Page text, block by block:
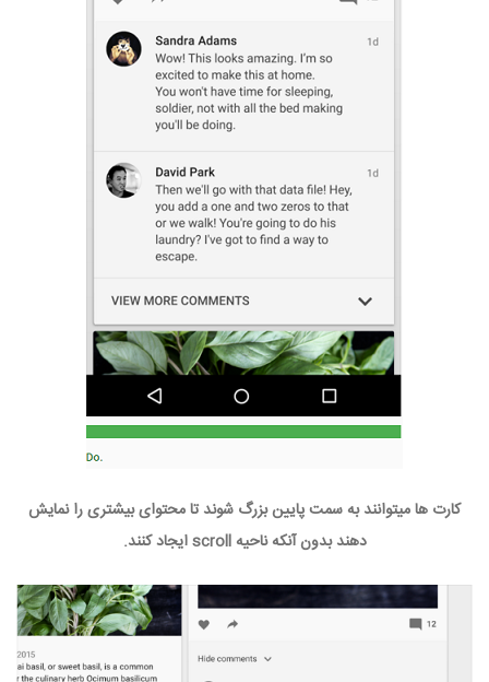
کارت ها میتوانند به سمت پایین بزرگ شوند تا محتوای بیشتری را نمایش
دهند بدون آنکه ناحیه scroll ایجاد کنند.